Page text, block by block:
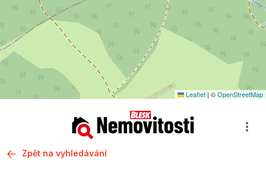
Leaflet | ©OpenStreetMap
Zpět na vyhledávání